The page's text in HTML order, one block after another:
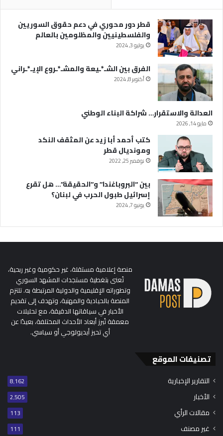
قطر دور محوري في دعم حقوق السوريين
والفلسطينيين والمظلومين بالعالم
يوليو 3, 2024
الفرق بين الشـ*ـيعة والمشـ*ـروع الإيـ*ـراني
أكتوبر 8, 2024
العدالة والاستقرار… شراكة البناء الوطني
مايو 14, 2026
كتب أحمد أبا زيد عن المثقف النكد
ومونديال قطر
نوفمبر 25, 2022
بين “البروباغندا” و”الحقيقة”… هل تقرع
إسرائيل طبول الحرب في لبنان؟
يونيو 7, 2024
منصة إعلامية مستقلة، غير حكومية وغير ربحية،
تُعنى بتغطية مستجدات المشهد السوري
وتطوراته الإقليمية والدولية المرتبطة به. تلتزم
المنصة بالحيادية والمهنية، وتهدف إلى تقديم
الأخبار في سياقاتها الدقيقة، مع تحليلات
معمقة تُبرز أبعاد الأحداث المختلفة، بعيدًا عن
أي تحيز أيديولوجي أو سياسي.
تصنيفات الموقع
التقارير الإخبارية 8٬162
الأخبار 2٬505
مقالات الرأي 113
غير مصنف 111